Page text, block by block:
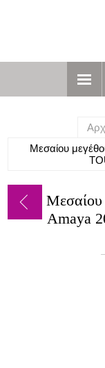
Μεσαίου
Μεσαίου
Amaya